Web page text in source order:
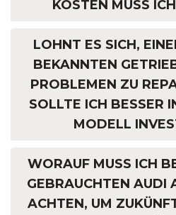
KOSTEN MUSS
LOHNT ES SICH,
BEKANNTEN
PROBLEMEN ZU
SOLLTE ICH BESSER
MODELL
WORAUF MUSS ICH
GEBRAUCHTEN AUDI
ACHTEN, UM